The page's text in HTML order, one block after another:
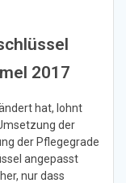
2017
hat, lohnt
der
der Pflegegrade
angepasst
nur dass